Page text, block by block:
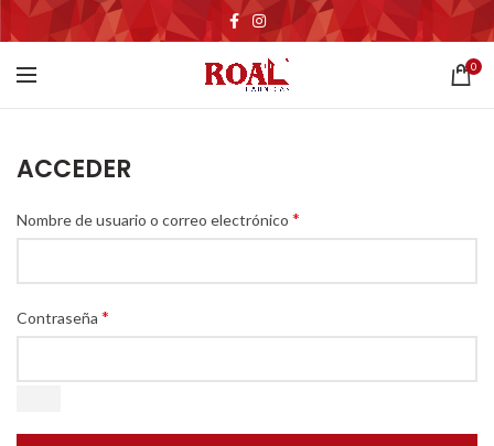
0
ACCEDER
Nombre de usuario o correo electrónico *
Contraseña *